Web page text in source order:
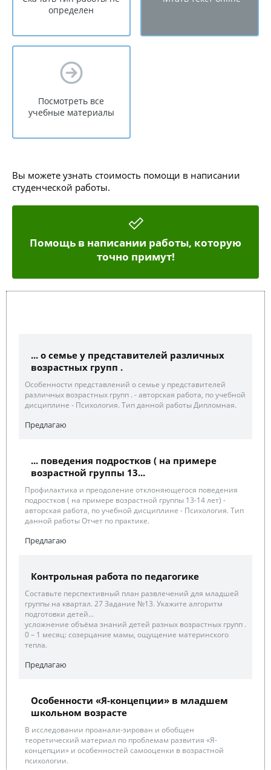
определен
Посмотреть все
учебные материалы
Вы можете узнать стоимость помощи в написании
студенческой работы.
Помощь в написании работы, которую
точно примут!
... о семье у представителей различных
возрастных групп .
Особенности представлений о семье у представителей
различных возрастных групп . - авторская работа, по учебной
дисциплине - Психология. Тип данной работы Дипломная.
Предлагаю
... поведения подростков ( на примере
возрастной группы 13...
Профилактика и преодоление отклоняющегося поведения
подростков ( на примере возрастной группы 13-14 лет) -
авторская работа, по учебной дисциплине - Психология. Тип
данной работы Отчет по практике.
Предлагаю
Контрольная работа по педагогике
Составьте перспективный план развлечений для младшей
группы на квартал. 27 Задание №13. Укажите алгоритм
подготовки детей...
усложнение объёма знаний детей разных возрастных групп .
0 – 1 месяц: созерцание мамы, ощущение материнского
тепла.
Предлагаю
Особенности «Я-концепции» в младшем
школьном возрасте
В исследовании проанали-зирован и обобщен
теоретический материал по проблемам развития «Я-
концепции» и особенностей самооценки в возрастной
психологии.